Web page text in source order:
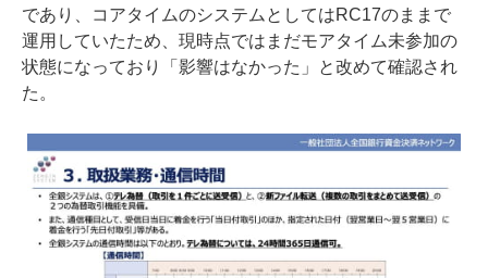
であり、コアタイムのシステムとしてはRC17のままで
運用していたため、現時点ではまだモアタイム未参加の
状態になっており「影響はなかった」と改めて確認され
た。